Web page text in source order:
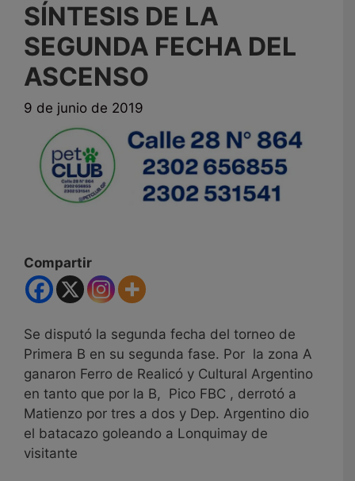
SÍNTESIS DE LA
SEGUNDA FECHA DEL
ASCENSO
9 de junio de 2019
Compartir
Se disputó la segunda fecha del torneo de
Primera B en su segunda fase. Por la zona A
ganaron Ferro de Realicó y Cultural Argentino
en tanto que por la B, Pico FBC , derrotó a
Matienzo por tres a dos y Dep. Argentino dio
el batacazo goleando a Lonquimay de
visitante